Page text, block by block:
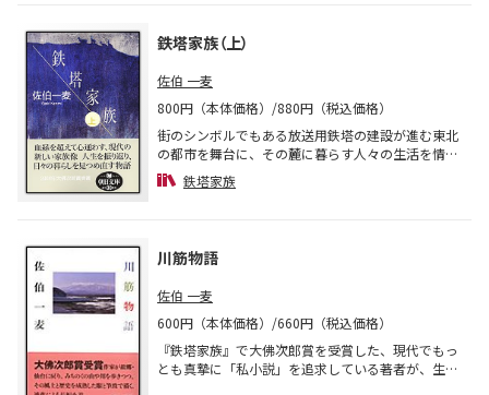
みを四季おりおりの草花や野鳥などに溶け込むよう
に語っていく。2004年大佛次郎賞受賞作、待望の文
庫化。
鉄塔家族（上）
佐伯 一麦
800円（本体価格）/880円（税込価格）
街のシンボルでもある放送用鉄塔の建設が進む東北
の都市を舞台に、その麓に暮らす人々の生活を情緒
豊かな筆致で、丁寧にたんたんと描く。小説家・斎
木と草木染作家・菜穂の夫婦を中心に、喫茶店のオ
に語っていく。2004年大佛次郎賞受賞作、待望の文
鉄塔家族
川筋物語
佐伯 一麦
600円（本体価格）/660円（税込価格）
『鉄塔家族』で大佛次郎賞を受賞した、現代でもっ
とも真摯に「私小説」を追求している著者が、生ま